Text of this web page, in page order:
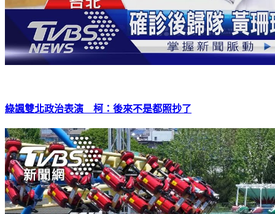
綠諷雙北政治表演 柯：後來不是都照抄了